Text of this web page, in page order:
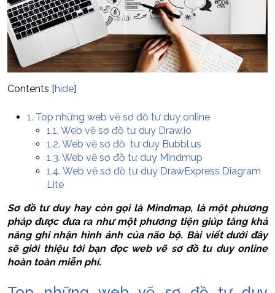
Contents [hide]
1. Top những web vẽ sơ đồ tư duy online
1.1. Web vẽ sơ đồ tư duy Draw.io
1.2. Web vẽ sơ đồ tư duy Bubbl.us
1.3. Web vẽ sơ đồ tư duy Mindmup
1.4. Web vẽ sơ đồ tư duy DrawExpress Diagram
Lite
Sơ đồ tư duy hay còn gọi là Mindmap, là một phương
pháp được đưa ra như một phương tiện giúp tăng khả
năng ghi nhận hình ảnh của não bộ. Bài viết dưới đây
sẽ giới thiệu tới bạn đọc web vẽ sơ đồ tu duy online
hoàn toàn miễn phí.